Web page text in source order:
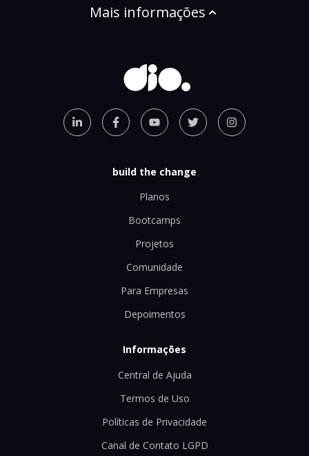
Mais informações
build the change
Planos
Bootcamps
Projetos
Comunidade
Para Empresas
Depoimentos
Informações
Central de Ajuda
Termos de Uso
Políticas de Privacidade
Canal de Contato LGPD